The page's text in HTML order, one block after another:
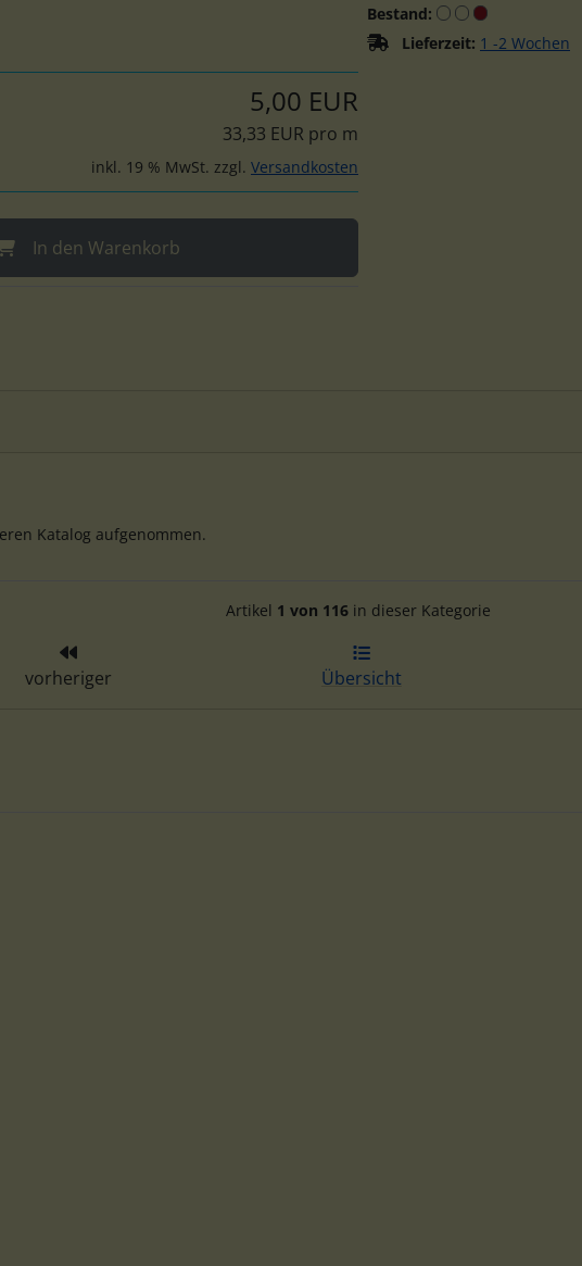
Bestand:
Lieferzeit: 1 -2 Wochen
5,00 EUR
33,33 EUR pro m
inkl. 19 % MwSt. zzgl. Versandkosten
In den Warenkorb
Katalog aufgenommen.
Artikelnavigation innerhalb
Artikel 1 von 116 in dieser Kategorie
vorheriger Übersicht